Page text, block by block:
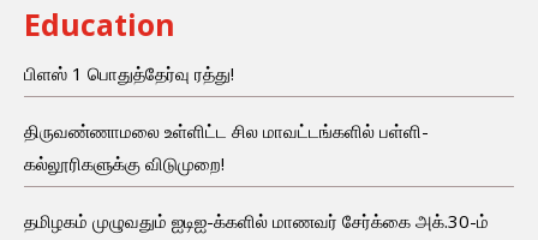
Education
பிளஸ் 1 பொதுத்தேர்வு ரத்து!
திருவண்ணாமலை உள்ளிட்ட சில மாவட்டங்களில் பள்ளி-
கல்லூரிகளுக்கு விடுமுறை!
தமிழகம் முழுவதும் ஐடிஐ-க்களில் மாணவர் சேர்க்கை அக்.30-ம்